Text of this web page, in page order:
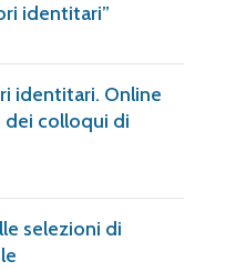
identitari”
identitari. Online
dei colloqui di
selezioni di